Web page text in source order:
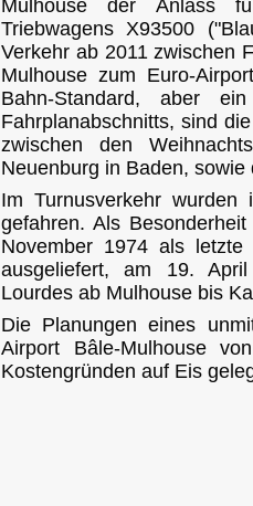
Mulhouse der Anlass
Triebwagens X93500
Verkehr ab 2011 zwischen
Mulhouse zum Euro-
Bahn-Standard, aber
Fahrplanabschnitts, sind
zwischen den
Neuenburg in Baden,
Im Turnusverkehr
gefahren. Als
November 1974 als
ausgeliefert, am 19.
Lourdes ab Mulhouse bis
Die Planungen eines
Airport Bâle-Mulhouse
Kostengründen auf Eis